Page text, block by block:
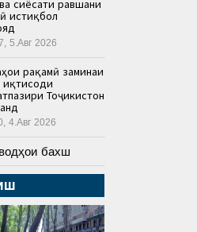
сиёсати равшани
истиқбол
5.Авг 2026
рақамӣ заминаи
Тоҷикистон
4.Авг 2026
бахш